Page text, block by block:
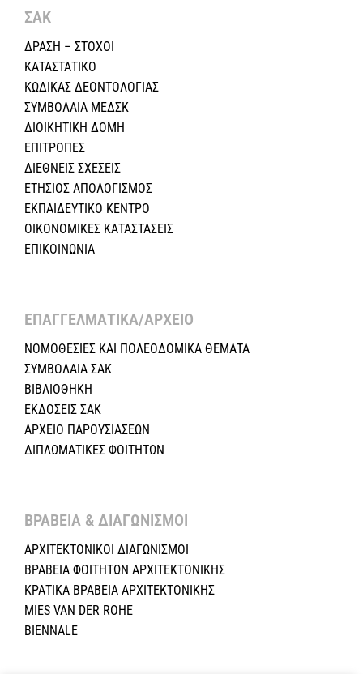
ΣΑΚ
ΔΡΑΣΗ – ΣΤΟΧΟΙ
ΚΑΤΑΣΤΑΤΙΚΟ
ΚΩΔΙΚΑΣ ΔΕΟΝΤΟΛΟΓΙΑΣ
ΣΥΜΒΟΛΑΙΑ ΜΕΔΣΚ
ΔΙΟΙΚΗΤΙΚΗ ΔΟΜΗ
ΕΠΙΤΡΟΠΕΣ
ΔΙΕΘΝΕΙΣ ΣΧΕΣEIΣ
ΕΤΗΣΙΟΣ ΑΠΟΛΟΓΙΣΜΟΣ
ΕΚΠΑΙΔΕΥΤΙΚΟ ΚΕΝΤΡΟ
ΟΙΚΟΝΟΜΙΚΕΣ ΚΑΤΑΣΤΑΣΕΙΣ
ΕΠΙΚΟΙΝΩΝΙΑ
ΕΠΑΓΓΕΛΜΑΤΙΚΑ/ΑΡΧΕΙΟ ​
ΝΟΜΟΘΕΣΙΕΣ KAI ΠΟΛΕΟΔΟΜΙΚΑ ΘΕΜΑΤΑ
ΣΥΜΒΟΛΑΙΑ ΣΑΚ
ΒΙΒΛΙΟΘΗΚΗ
ΕΚΔΟΣΕΙΣ ΣΑΚ
ΑΡΧΕΙΟ ΠΑΡΟΥΣΙΑΣΕΩΝ
ΔΙΠΛΩΜΑΤΙΚΕΣ ΦΟΙΤΗΤΩΝ
ΒΡΑΒΕΙΑ & ΔΙΑΓΩΝΙΣΜΟΙ ​
ΑΡΧΙΤΕΚΤΟΝΙΚΟΙ ΔΙΑΓΩΝΙΣΜΟΙ
ΒΡΑΒΕΙΑ ΦΟΙΤΗΤΩΝ ΑΡΧΙΤΕΚΤΟΝΙΚΗΣ
ΚΡΑΤΙΚΑ ΒΡΑΒΕΙΑ ΑΡΧΙΤΕΚΤΟΝΙΚΗΣ
MIES VAN DER ROHE
BIENNALE